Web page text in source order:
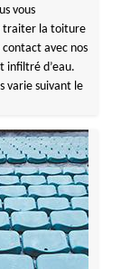
vous
traiter la toiture
avec nos
infiltré d’eau.
varie suivant le